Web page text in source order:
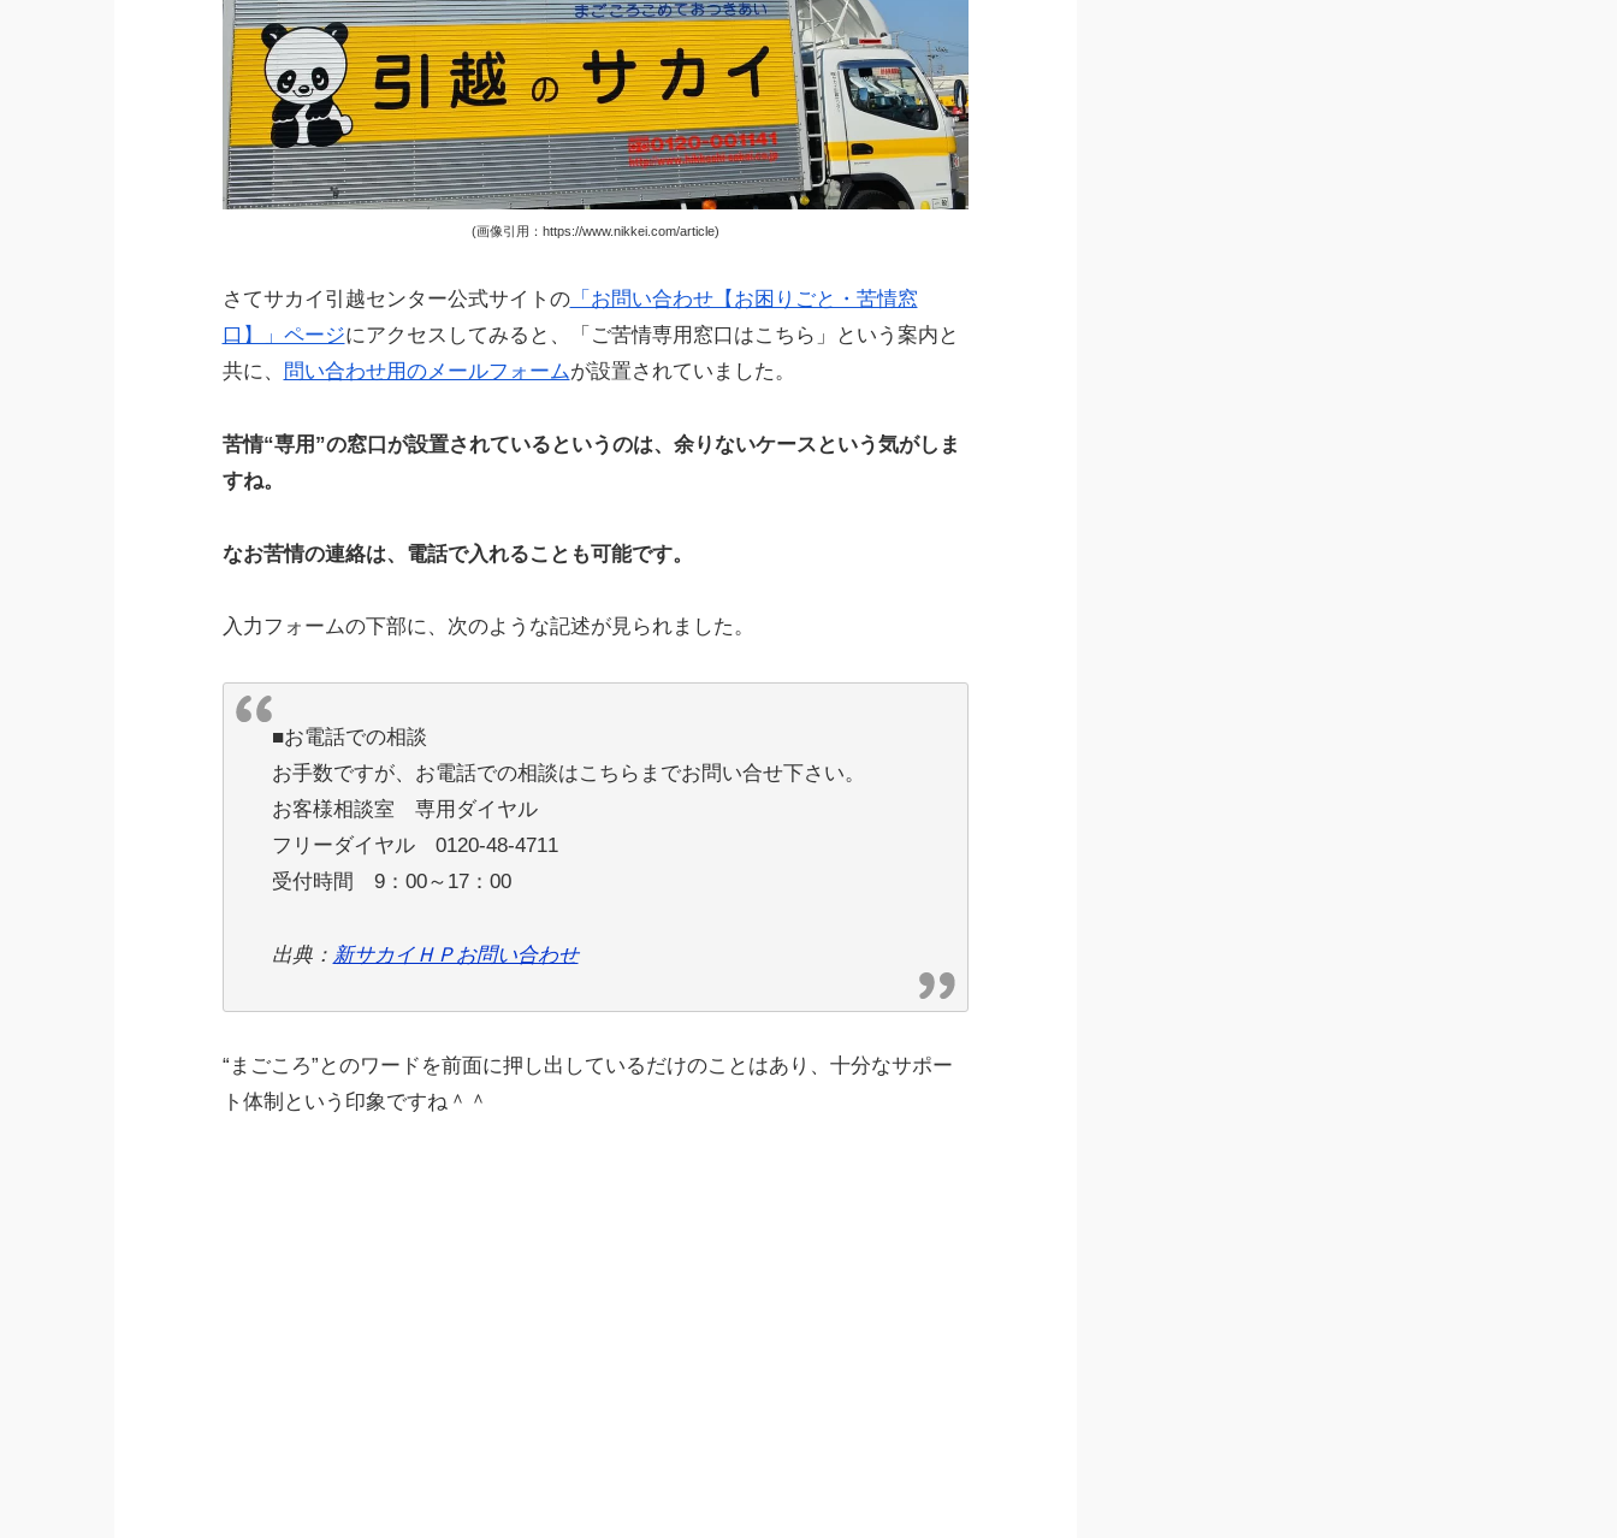
(画像引用：https://www.nikkei.com/article)
さてサカイ引越センター公式サイトの「お問い合わせ【お困りごと・苦情窓
口】」ページにアクセスしてみると、「ご苦情専用窓口はこちら」という案内と
共に、
問い合わせ用のメールフォームが設置されていました。
苦情“専用”の窓口が設置されているというのは、余りないケースという気がしま
すね。
なお苦情の連絡は、電話で入れることも可能です。
入力フォームの下部に、次のような記述が見られました。
■お電話での相談
お手数ですが、お電話での相談はこちらまでお問い合せ下さい。
お客様相談室 専用ダイヤル
フリーダイヤル 0120-48-4711
受付時間 9：00～17：00
出典： 新サカイＨＰお問い合わせ
“まごころ”とのワードを前面に押し出しているだけのことはあり、十分なサポー
ト体制という印象ですね＾＾